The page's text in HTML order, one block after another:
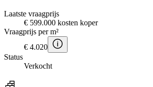
Laatste vraagprijs
€ 599.000 kosten koper
Vraagprijs per m²
€ 4.020
Status
Verkocht